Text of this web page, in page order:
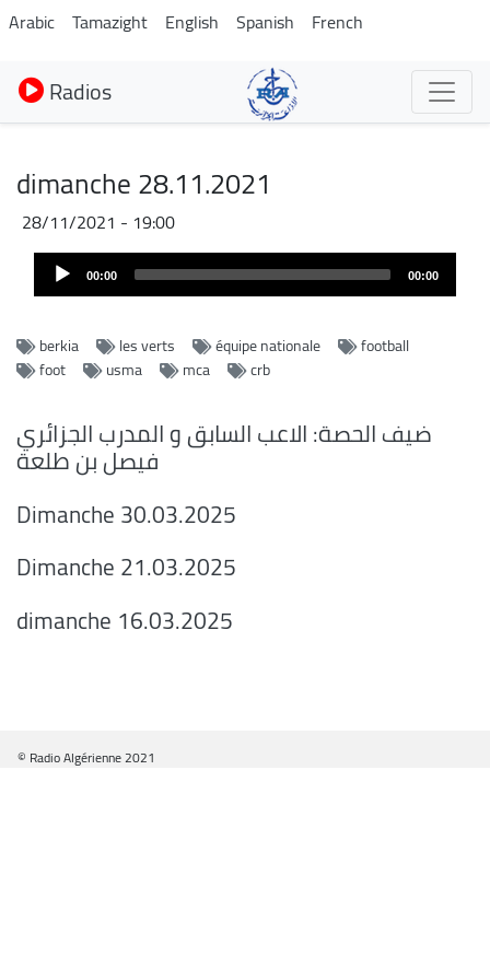
Aller
au
contenu
principal
Arabic Tamazight English Spanish French
Radios
dimanche 28.11.2021
28/11/2021 - 19:00
Audio
Player 00:00 00:00
berkia les verts équipe nationale
football
foot
usma mca crb
ضيف الحصة: الاعب السابق و المدرب الجزائري
فيصل بن طلعة
Dimanche 30.03.2025
Dimanche 21.03.2025
dimanche 16.03.2025
© Radio Algérienne 2021